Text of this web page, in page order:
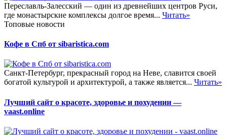
Переславль-Залесский — один из древнейших центров Руси,
где монастырские комплексы долгое время... Читать»
Топовые новости
Кофе в Спб от sibaristica.com
Санкт-Петербург, прекрасный город на Неве, славится своей
богатой культурой и архитектурой, а также является... Читать»
Лучший сайт о красоте, здоровье и похудении —
vaast.online